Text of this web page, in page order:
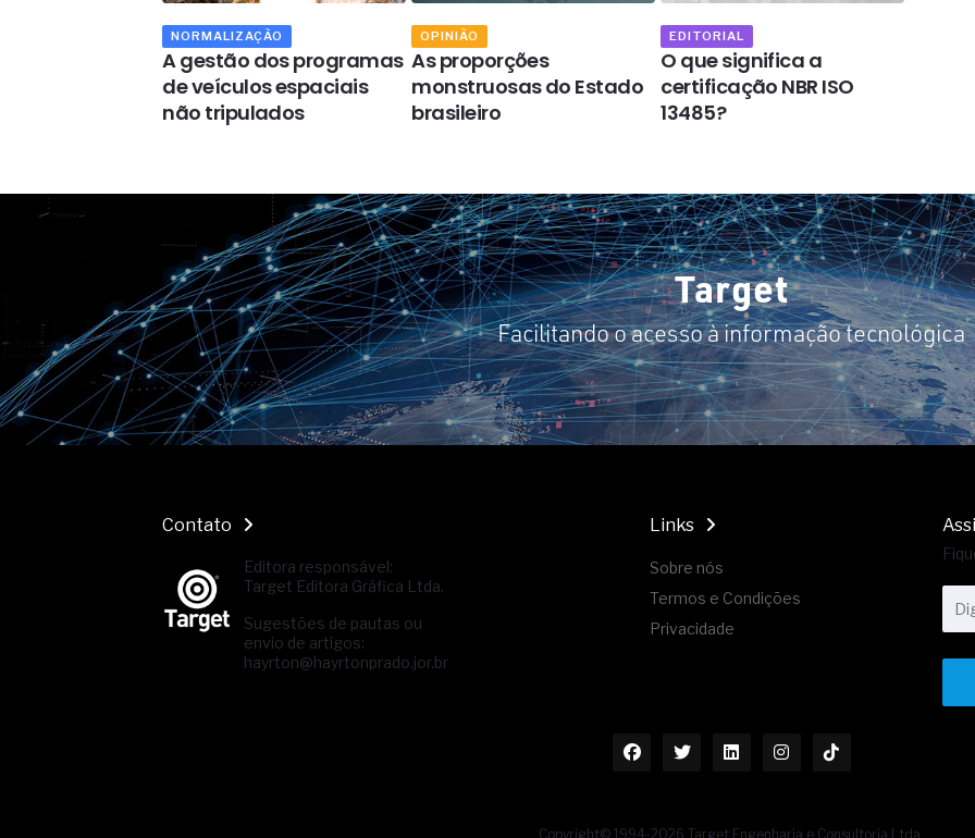
NORMALIZAÇÃO
A gestão dos programas
de veículos espaciais
não tripulados
OPINIÃO
As proporções
monstruosas do Estado
brasileiro
EDITORIAL
O que significa a
certificação NBR ISO
13485?
Target
Facilitando o acesso à informação tecnológica
Contato
Editora responsável:
Target Editora Gráfica Ltda.
Sugestões de pautas ou
envio de artigos:
hayrton@hayrtonprado.jor.br
Links
Sobre nós
Termos e Condições
Privacidade
Copyright© 1994-2026 Target Engenharia e Consultoria Ltda.